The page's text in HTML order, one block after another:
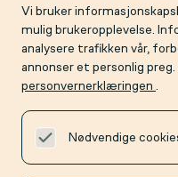
Vi bruker
mulig brukeropplevelse.
analysere trafikken vår,
annonser et personlig
personvernerklæringen .
Nødvendige